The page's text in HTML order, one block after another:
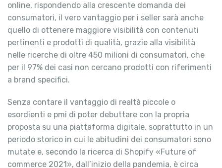
online, rispondendo alla crescente domanda dei
consumatori, il vero vantaggio per i seller sarà anche
quello di ottenere maggiore visibilità con contenuti
pertinenti e prodotti di qualità, grazie alla visibilità
nelle ricerche di oltre 450 milioni di consumatori, che
per il 97% dei casi non cercano prodotti con riferimenti
a brand specifici.
Senza contare il vantaggio di realtà piccole o
esordienti e pmi di poter debuttare con la propria
proposta su una piattaforma digitale, soprattutto in un
periodo storico in cui le abitudini dei consumatori sono
mutate e, secondo la ricerca di Shopify «Future of
commerce 2021», dall’inizio della pandemia, è circa